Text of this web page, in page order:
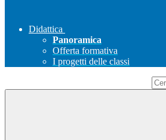
Didattica
Panoramica
Offerta formativa
I progetti delle classi